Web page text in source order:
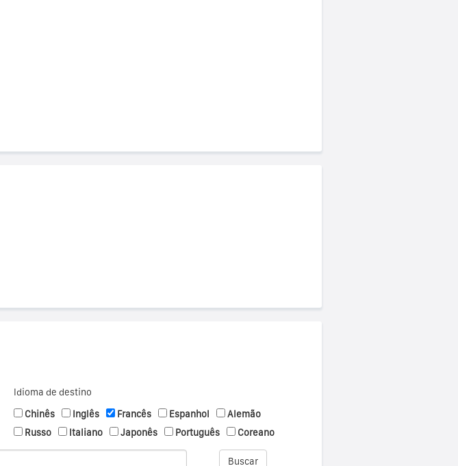
Idioma de destino
Chinês
Inglês Francês Espanhol
Alemão
Russo
Italiano Japonês Português Coreano
Buscar